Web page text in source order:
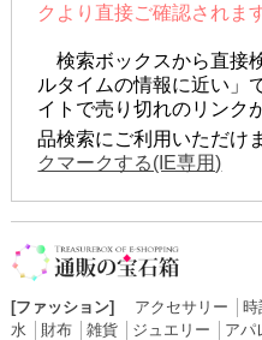
クより直接ご確認されま
検索ボックスから直接
ルタイムの情報に近い」
イトで売り切れのリンク
品検索にご利用いただけ
クマークする(IE専用)
[ファッション] アクセサリー 時
水
財布│ 雑貨│ ジュエリー アパ